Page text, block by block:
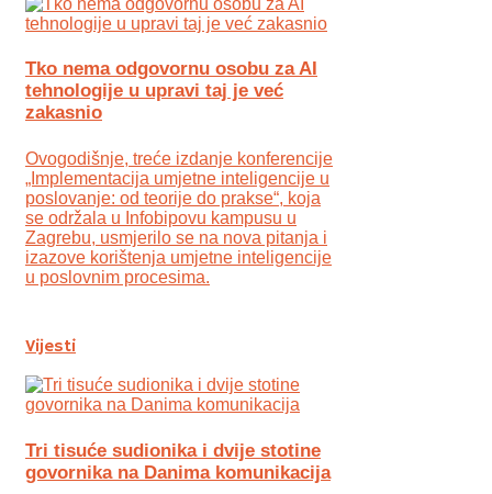
Tko nema odgovornu osobu za AI
tehnologije u upravi taj je već
zakasnio
Ovogodišnje, treće izdanje konferencije
„Implementacija umjetne inteligencije u
poslovanje: od teorije do prakse“, koja
se održala u Infobipovu kampusu u
Zagrebu, usmjerilo se na nova pitanja i
izazove korištenja umjetne inteligencije
u poslovnim procesima.
Vijesti
Tri tisuće sudionika i dvije stotine
govornika na Danima komunikacija